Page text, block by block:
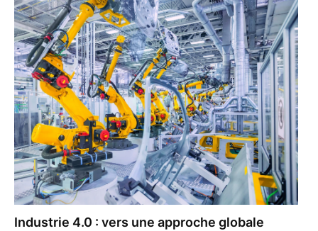
Industrie 4.0 : vers une approche globale